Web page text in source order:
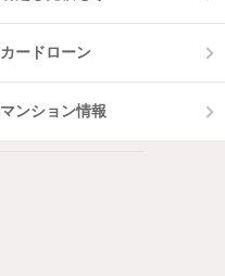
カードローン
マンション情報